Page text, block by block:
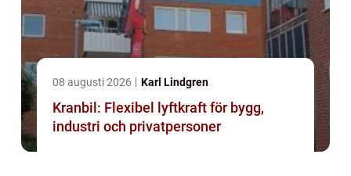
08 augusti 2026 Karl Lindgren
Kranbil: Flexibel lyftkraft för bygg,
industri och privatpersoner